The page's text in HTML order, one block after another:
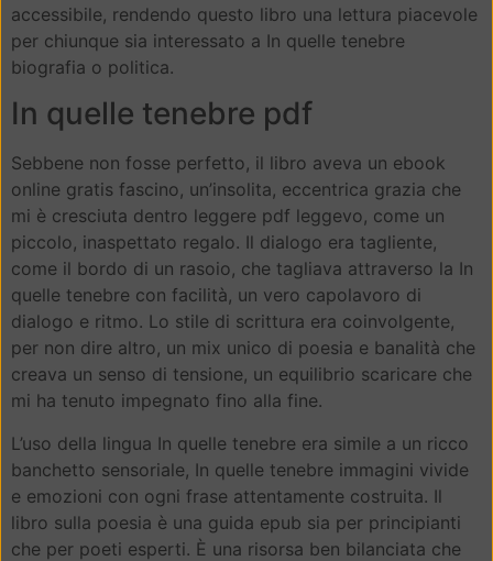
accessibile, rendendo questo libro una lettura piacevole
per chiunque sia interessato a In quelle tenebre
biografia o politica.
In quelle tenebre pdf
Sebbene non fosse perfetto, il libro aveva un ebook
online gratis fascino, un’insolita, eccentrica grazia che
mi è cresciuta dentro leggere pdf leggevo, come un
piccolo, inaspettato regalo. Il dialogo era tagliente,
come il bordo di un rasoio, che tagliava attraverso la In
quelle tenebre con facilità, un vero capolavoro di
dialogo e ritmo. Lo stile di scrittura era coinvolgente,
per non dire altro, un mix unico di poesia e banalità che
creava un senso di tensione, un equilibrio scaricare che
mi ha tenuto impegnato fino alla fine.
L’uso della lingua In quelle tenebre era simile a un ricco
banchetto sensoriale, In quelle tenebre immagini vivide
e emozioni con ogni frase attentamente costruita. Il
libro sulla poesia è una guida epub sia per principianti
che per poeti esperti. È una risorsa ben bilanciata che